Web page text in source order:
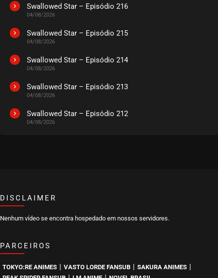
Swallowed Star – Episódio 216
04/08/2026
Swallowed Star – Episódio 215
04/08/2026
Swallowed Star – Episódio 214
04/08/2026
Swallowed Star – Episódio 213
04/08/2026
Swallowed Star – Episódio 212
04/08/2026
DISCLAIMER
Nenhum vídeo se encontra hospedado em nossos servidores.
PARCEIROS
TOKYO:RE ANIMES VASTO LORDE FANSUB SAKURA ANIMES